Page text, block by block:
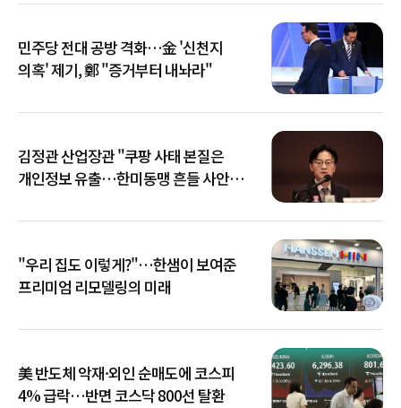
민주당 전대 공방 격화…金 '신천지
의혹' 제기, 鄭 "증거부터 내놔라"
김정관 산업장관 "쿠팡 사태 본질은
개인정보 유출…한미동맹 흔들 사안
"우리 집도 이렇게?"…한샘이 보여준
프리미엄 리모델링의 미래
美 반도체 악재·외인 순매도에 코스피
4% 급락…반면 코스닥 800선 탈환